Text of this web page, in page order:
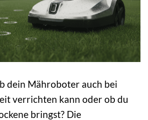
dein Mähroboter auch bei
verrichten kann oder ob du
bringst? Die